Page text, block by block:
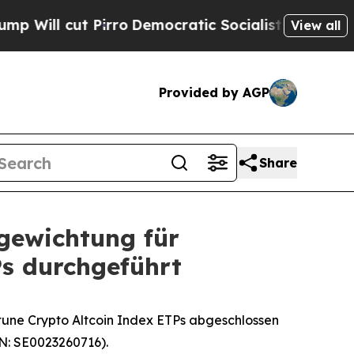
PirroDemocratic Socialists of AmericaView all
Provided by AGP
Share
für
durchgeführt
Crypto Altcoin Index ETPs abgeschlossen
SE0023260716).